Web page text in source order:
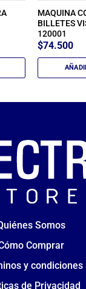
MAQUINA
BILLETES
120001
$74.500
Somos
Comprar
y condiciones
de Privacidad